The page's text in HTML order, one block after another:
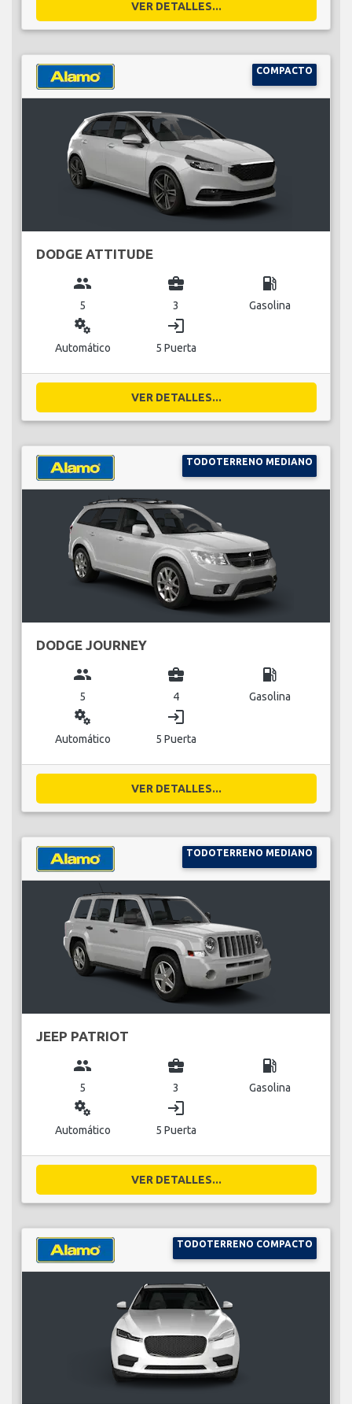
VER DETALLES...
COMPACTO
DODGE ATTITUDE
group
5
business_center
3
local_gas_station
Gasolina
miscellaneous_services
Automático
login
5 Puerta
VER DETALLES...
TODOTERRENO MEDIANO
DODGE JOURNEY
group
5
business_center
4
local_gas_station
Gasolina
miscellaneous_services
Automático
login
5 Puerta
VER DETALLES...
TODOTERRENO MEDIANO
JEEP PATRIOT
group
5
business_center
3
local_gas_station
Gasolina
miscellaneous_services
Automático
login
5 Puerta
VER DETALLES...
TODOTERRENO COMPACTO